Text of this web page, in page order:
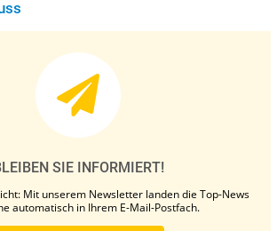
SIE INFORMIERT!
Mit unserem Newsletter landen die Top-News
automatisch in Ihrem E-Mail-Postfach.